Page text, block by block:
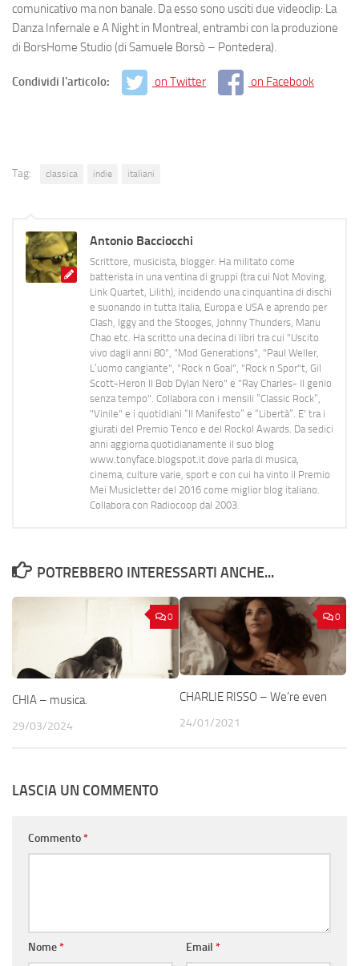
comunicativo ma non banale. Da esso sono usciti due videoclip: La
Danza Infernale e A Night in Montreal, entrambi con la produzione
di BorsHome Studio (di Samuele Borsò – Pontedera).
Condividi l'articolo: on Twitter on Facebook
Tag: classica indie italiani
Antonio Bacciocchi
Scrittore, musicista, blogger. Ha militato come
batterista in una ventina di gruppi (tra cui Not Moving,
Link Quartet, Lilith), incidendo una cinquantina di dischi
e suonando in tutta Italia, Europa e USA e aprendo per
Clash, Iggy and the Stooges, Johnny Thunders, Manu
Chao etc. Ha scritto una decina di libri tra cui "Uscito
vivo dagli anni 80", "Mod Generations", "Paul Weller,
L’uomo cangiante", "Rock n Goal", "Rock n Spor"t, Gil
Scott-Heron Il Bob Dylan Nero" e "Ray Charles- Il genio
senza tempo". Collabora con i mensili “Classic Rock”,
"Vinile" e i quotidiani “Il Manifesto” e “Libertà”. E' tra i
giurati del Premio Tenco e del Rockol Awards. Da sedici
anni aggiorna quotidianamente il suo blog
www.tonyface.blogspot.it dove parla di musica,
cinema, culture varie, sport e con cui ha vinto il Premio
Mei Musicletter del 2016 come miglior blog italiano.
Collabora con Radiocoop dal 2003.
POTREBBERO INTERESSARTI ANCHE...
0
CHIA – musica.
29/03/2024
0
CHARLIE RISSO – We’re even
24/01/2021
LASCIA UN COMMENTO
Commento*
Nome* Email *